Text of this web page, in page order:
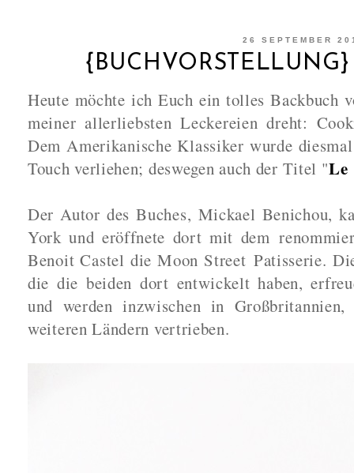
26 SEPTEMBER
Heute möchte ich Euch ein tolles Backbuch
meiner allerliebsten Leckereien dreht:
Dem Amerikanische Klassiker wurde
Touch verliehen; deswegen auch der Titel "Le
Der Autor des Buches, Mickael Benichou,
York und eröffnete dort mit dem
Benoit Castel die Moon Street Patisserie.
die die beiden dort entwickelt haben,
und werden inzwischen in
weiteren Ländern vertrieben.